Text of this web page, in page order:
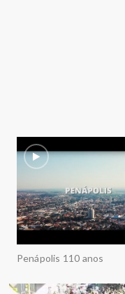
Penápolis 110 anos